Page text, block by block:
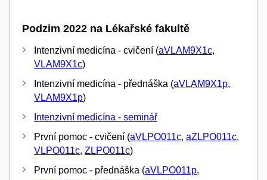
Podzim 2022 na Lékařské fakultě
Intenzivní medicína - cvičení (aVLAM9X1c,
VLAM9X1c)
Intenzivní medicína - přednáška (aVLAM9X1p,
VLAM9X1p)
Intenzivní medicína - seminář
První pomoc - cvičení (aVLPO011c, aZLPO011c,
VLPO011c, ZLPO011c)
První pomoc - přednáška (aVLPO011p,